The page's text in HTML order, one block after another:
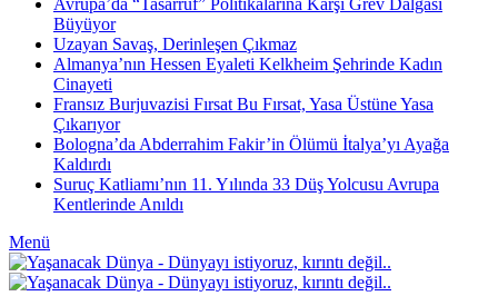
Avrupa’da “Tasarruf” Politikalarına Karşı Grev Dalgası
Büyüyor
Uzayan Savaş, Derinleşen Çıkmaz
Almanya’nın Hessen Eyaleti Kelkheim Şehrinde Kadın
Cinayeti
Fransız Burjuvazisi Fırsat Bu Fırsat, Yasa Üstüne Yasa
Çıkarıyor
Bologna’da Abderrahim Fakir’in Ölümü İtalya’yı Ayağa
Kaldırdı
Suruç Katliamı’nın 11. Yılında 33 Düş Yolcusu Avrupa
Kentlerinde Anıldı
Menü